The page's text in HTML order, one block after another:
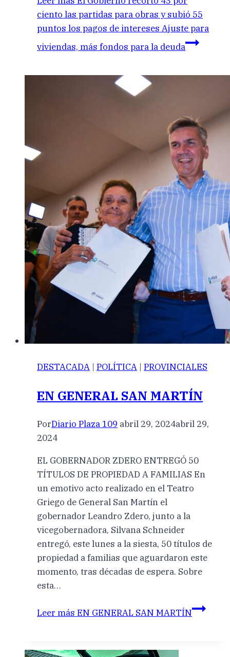
ciento las partidas para obras y subió 55
puntos los pagos de intereses Ajuste para
viviendas, más fondos para la deuda
DESTACADA | POLÍTICA | PROVINCIALES
EN GENERAL SAN MARTÍN
PorDiario Plaza 109 abril 29, 2024abril 29,
2024
EL GOBERNADOR ZDERO ENTREGÓ 50
TÍTULOS DE PROPIEDAD A FAMILIAS En
un emotivo acto realizado en el Teatro
Griego de General San Martín el
gobernador Leandro Zdero, junto a la
vicegobernadora, Silvana Schneider
entregó, este lunes a la siesta, 50 títulos de
propiedad a familias que aguardaron este
momento, tras décadas de espera. Sobre
esta…
Leer más EN GENERAL SAN MARTÍN